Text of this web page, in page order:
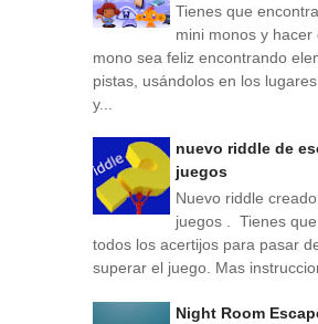
Tienes que
mini monos y hacer
mono sea feliz encontrando
pistas, usándolos en los
y...
nuevo riddle de
juegos
Nuevo riddle
juegos . Tienes
todos los acertijos para pasar
superar el juego. Mas
Night Room